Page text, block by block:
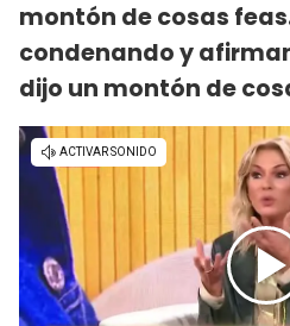
montón de cosas
condenando y
dijo un montón de